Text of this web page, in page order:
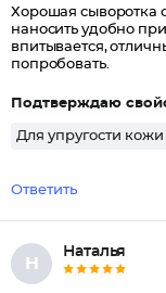
Хорошая сыворотка
наносить удобно
впитывается,
попробовать.
Подтверждаю
Для упругости кожи
Ответить
Н
Наталья